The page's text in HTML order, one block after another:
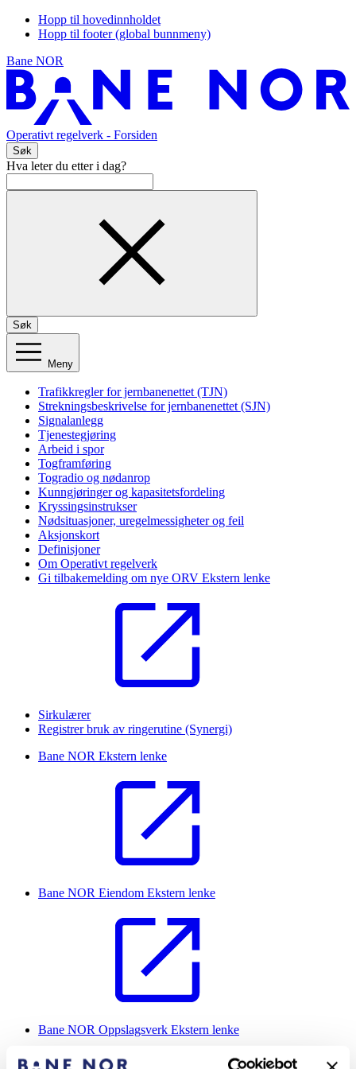
Hopp til hovedinnholdet
Hopp til footer (global bunnmeny)
Bane NOR
Operativt regelverk - Forsiden
Søk
Hva leter du etter i dag?
Søk
Meny
Trafikkregler for jernbanenettet (TJN)
Strekningsbeskrivelse for jernbanenettet (SJN)
Signalanlegg
Tjenestegjøring
Arbeid i spor
Togframføring
Togradio og nødanrop
Kunngjøringer og kapasitetsfordeling
Kryssingsinstrukser
Nødsituasjoner, uregelmessigheter og feil
Aksjonskort
Definisjoner
Om Operativt regelverk
Gi tilbakemelding om nye ORV Ekstern lenke
Sirkulærer
Registrer bruk av ringerutine (Synergi)
Bane NOR Ekstern lenke
Bane NOR Eiendom Ekstern lenke
Bane NOR Oppslagsverk Ekstern lenke